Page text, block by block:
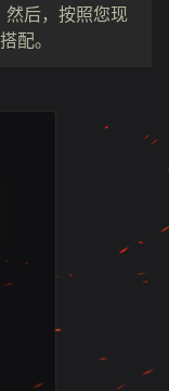
然后，按照您现
配。